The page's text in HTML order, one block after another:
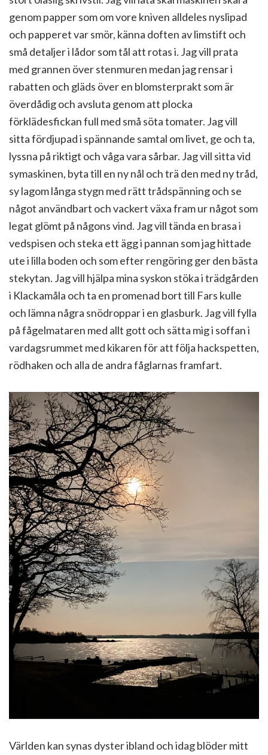
genom papper som om vore kniven alldeles nyslipad
och papperet var smör, känna doften av limstift och
små detaljer i lådor som tål att rotas i. Jag vill prata
med grannen över stenmuren medan jag rensar i
rabatten och gläds över en blomsterprakt som är
överdådig och avsluta genom att plocka
förklädesfickan full med små söta tomater. Jag vill
sitta fördjupad i spännande samtal om livet, ge och ta,
lyssna på riktigt och våga vara sårbar. Jag vill sitta vid
symaskinen, byta till en ny nål och trä den med ny tråd,
sy lagom långa stygn med rätt trådspänning och se
något användbart och vackert växa fram ur något som
legat glömt på någons vind. Jag vill tända en brasa i
vedspisen och steka ett ägg i pannan som jag hittade
ute i lilla boden och som efter rengöring ger den bästa
stekytan. Jag vill hjälpa mina syskon stöka i trädgården
i Klackamåla och ta en promenad bort till Fars kulle
och lämna några snödroppar i en glasburk. Jag vill fylla
på fågelmataren med allt gott och sätta mig i soffan i
vardagsrummet med kikaren för att följa hackspetten,
rödhaken och alla de andra fåglarnas framfart.
Världen kan synas dyster ibland och idag blöder mitt